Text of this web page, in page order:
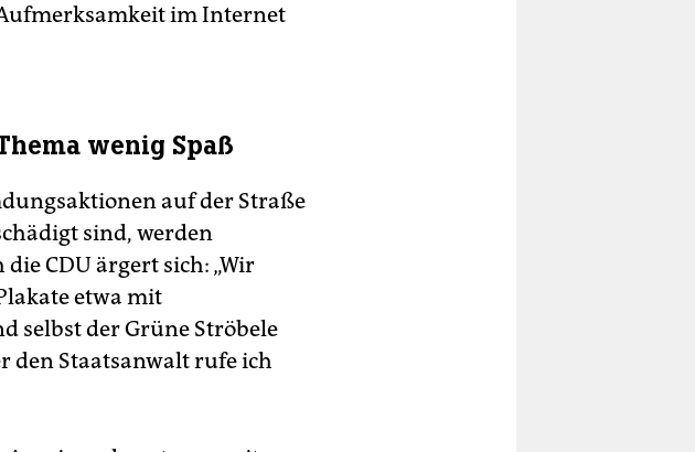
im Internet
wenig Spaß
auf der Straße
sind, werden
CDU ärgert sich: „Wir
etwa mit
selbst der Grüne Ströbele
den Staatsanwalt rufe ich